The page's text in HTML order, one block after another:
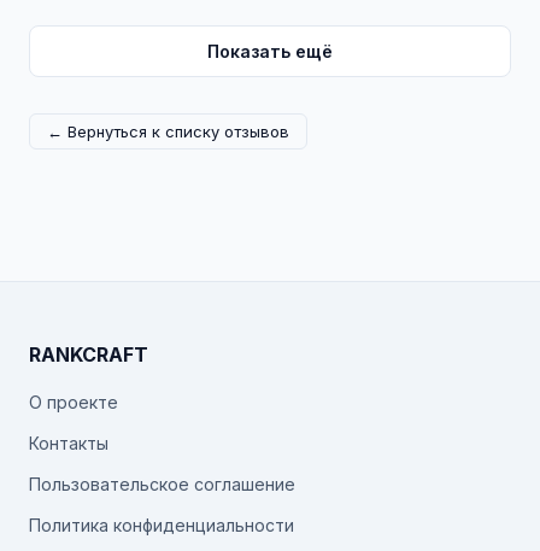
Показать ещё
← Вернуться к списку отзывов
RANKCRAFT
О проекте
Контакты
Пользовательское соглашение
Политика конфиденциальности